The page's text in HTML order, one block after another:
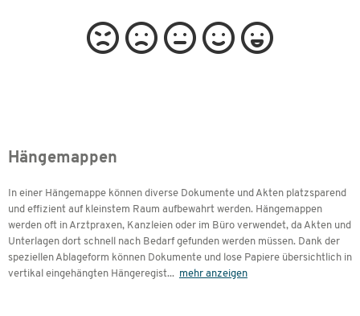
Hängemappen
In einer Hängemappe können diverse Dokumente und Akten platzsparend
und effizient auf kleinstem Raum aufbewahrt werden. Hängemappen
werden oft in Arztpraxen, Kanzleien oder im Büro verwendet, da Akten und
Unterlagen dort schnell nach Bedarf gefunden werden müssen. Dank der
speziellen Ablageform können Dokumente und lose Papiere übersichtlich in
vertikal eingehängten Hängeregist... mehr anzeigen